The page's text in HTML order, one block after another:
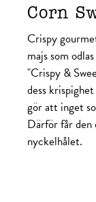
Corn
Crispy
majs som
"Crispy &
dess
gör att inget
Därför får den
nyckelhålet.